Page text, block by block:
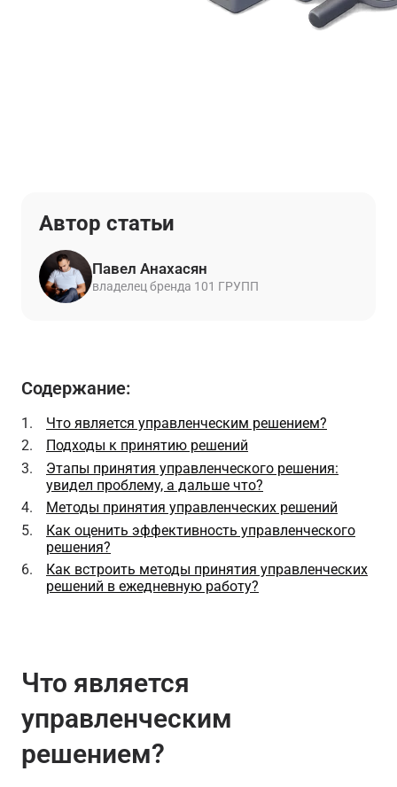
Автор статьи
Павел Анахасян
владелец бренда 101 ГРУПП
Содержание:
Что является управленческим решением?
Подходы к принятию решений
Этапы принятия управленческого решения:
увидел проблему, а дальше что?
Методы принятия управленческих решений
Как оценить эффективность управленческого
решения?
Как встроить методы принятия управленческих
решений в ежедневную работу?
Что является
управленческим
решением?